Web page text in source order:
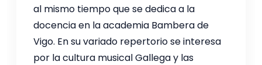
al mismo tiempo que se dedica a la
docencia en la academia Bambera de
Vigo. En su variado repertorio se interesa
por la cultura musical Gallega y las